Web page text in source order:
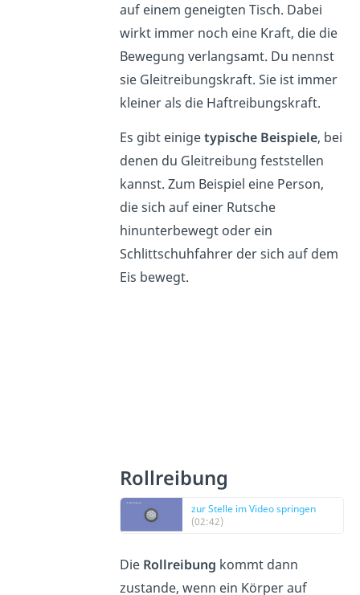
auf einem geneigten Tisch. Dabei
wirkt immer noch eine Kraft, die die
Bewegung verlangsamt. Du nennst
sie Gleitreibungskraft. Sie ist immer
kleiner als die Haftreibungskraft.
Es gibt einigetypische Beispiele, bei
denen du Gleitreibung feststellen
kannst. Zum Beispiel eine Person,
die sich auf einer Rutsche
hinunterbewegt oder ein
Schlittschuhfahrer der sich auf dem
Eis bewegt.
Rollreibung
zur Stelle im Video springen
(02:42)
Die Rollreibung kommt dann
zustande, wenn ein Körper auf